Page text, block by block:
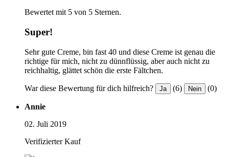
Bewertet mit 5 von 5 Sternen.
Super!
Sehr gute Creme, bin fast 40 und diese Creme ist genau die
richtige für mich, nicht zu dünnflüssig, aber auch nicht zu
reichhaltig, glättet schön die erste Fältchen.
War diese Bewertung für dich hilfreich? Ja (6) Nein (0)
Annie
02. Juli 2019
Verifizierter Kauf